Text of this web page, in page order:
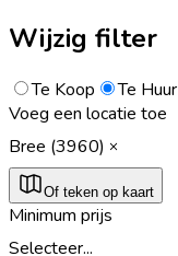
Wijzig filter
Te Koop
Te Huur
Voeg een locatie toe
Bree (3960)
Of teken op kaart
Minimum prijs
Selecteer...